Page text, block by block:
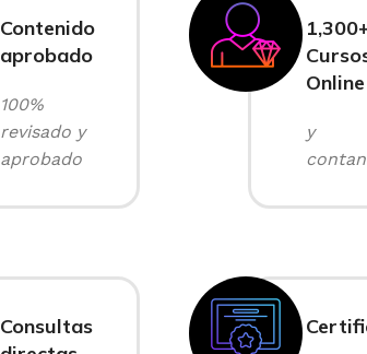
Contenido
aprobado
100%
revisado y
aprobado
Online
y
Consultas